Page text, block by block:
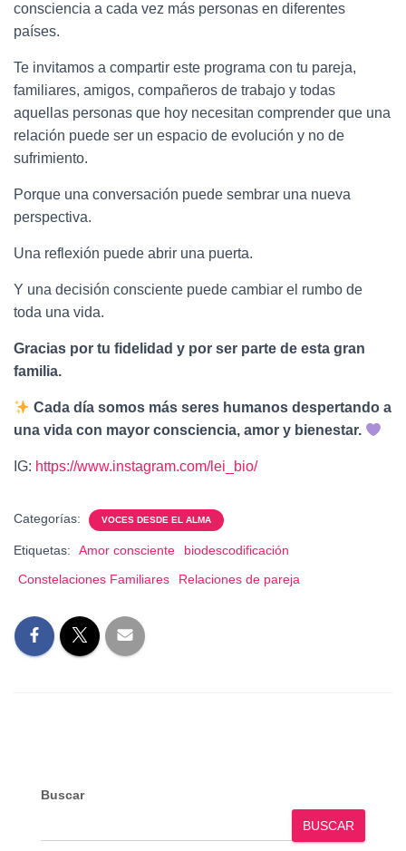
consciencia a cada vez más personas en diferentes
países.
Te invitamos a compartir este programa con tu pareja,
familiares, amigos, compañeros de trabajo y todas
aquellas personas que hoy necesitan comprender que una
relación puede ser un espacio de evolución y no de
sufrimiento.
Porque una conversación puede sembrar una nueva
perspectiva.
Una reflexión puede abrir una puerta.
Y una decisión consciente puede cambiar el rumbo de
toda una vida.
Gracias por tu fidelidad y por ser parte de esta gran
familia.
Cada día somos más seres humanos despertando a
una vida con mayor consciencia, amor y bienestar.
IG: https://www.instagram.com/lei_bio/
Categorías: VOCES DESDE EL ALMA
Etiquetas: Amor consciente
biodescodificación
Constelaciones Familiares
Relaciones de pareja
Buscar
BUSCAR